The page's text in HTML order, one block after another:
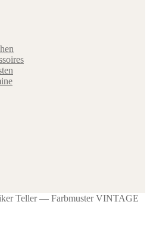
Teller — Farbmuster VINTAGE